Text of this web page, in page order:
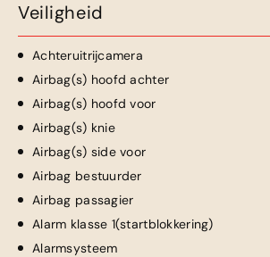
Veiligheid
Achteruitrijcamera
Airbag(s) hoofd achter
Airbag(s) hoofd voor
Airbag(s) knie
Airbag(s) side voor
Airbag bestuurder
Airbag passagier
Alarm klasse 1(startblokkering)
Alarmsysteem